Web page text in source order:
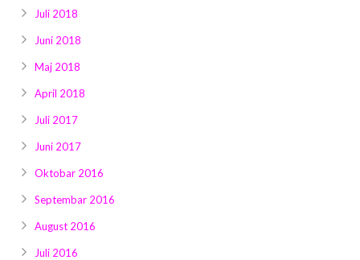
Juli 2018
Juni 2018
Maj 2018
April 2018
Juli 2017
Juni 2017
Oktobar 2016
Septembar 2016
August 2016
Juli 2016